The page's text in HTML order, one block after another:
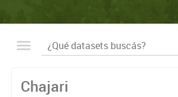
Chajari